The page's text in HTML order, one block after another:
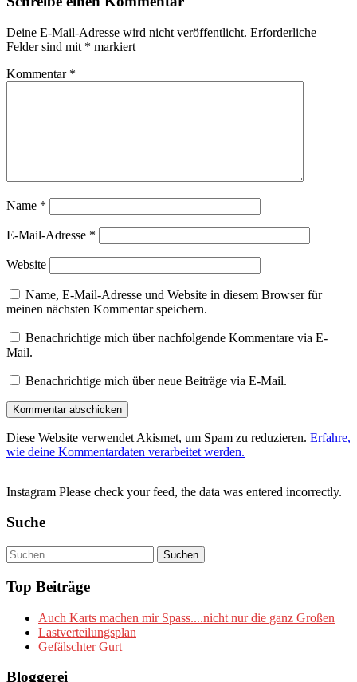
Deine E-Mail-Adresse wird nicht veröffentlicht. Erforderliche
Felder sind mit * markiert
Kommentar *
Name *
E-Mail-Adresse *
Website
Name, E-Mail-Adresse und Website in diesem Browser für
meinen nächsten Kommentar speichern.
Benachrichtige mich über nachfolgende Kommentare via E-
Mail.
Benachrichtige mich über neue Beiträge via E-Mail.
Diese Website verwendet Akismet, um Spam zu reduzieren. Erfahre,
wie deine Kommentardaten verarbeitet werden.
Instagram Please check your feed, the data was entered incorrectly.
Suche
Suchen
nach:
Top Beiträge
Auch Karts machen mir Spass....nicht nur die ganz Großen
Lastverteilungsplan
Gefälschter Gurt
Bloggerei